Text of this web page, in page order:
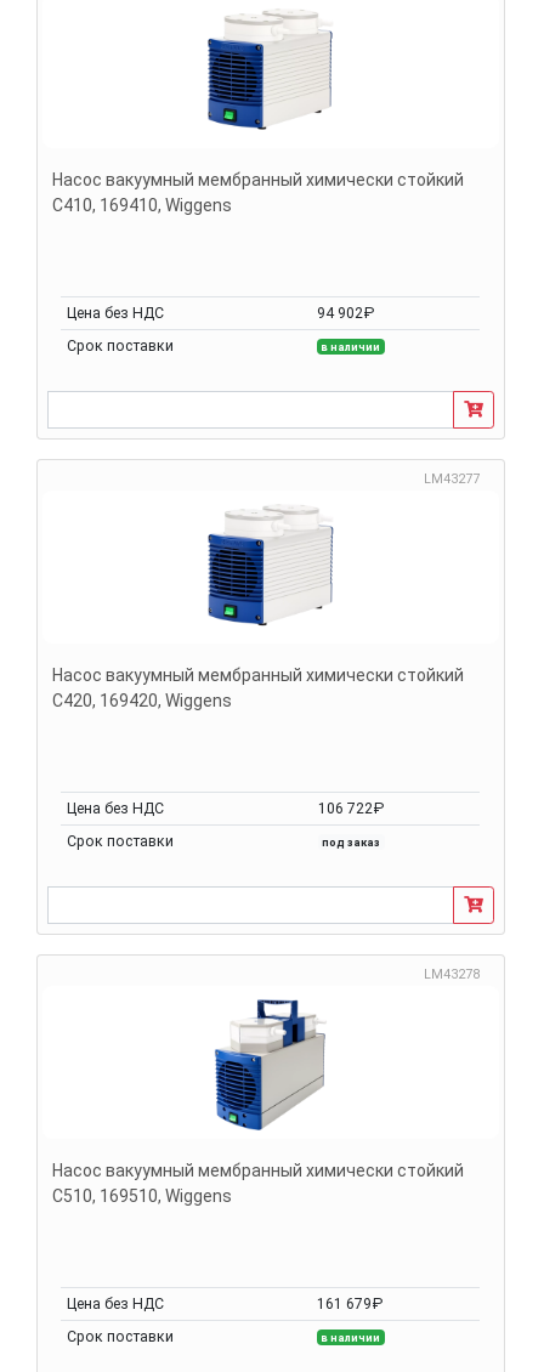
Насос вакуумный мембранный химически стойкий
С410, 169410, Wiggens
Цена без НДС
94 902₽
Срок поставки
в наличии
LM43277
Насос вакуумный мембранный химически стойкий
С420, 169420, Wiggens
Цена без НДС
106 722₽
Срок поставки
под заказ
LM43278
Насос вакуумный мембранный химически стойкий
С510, 169510, Wiggens
Цена без НДС
161 679₽
Срок поставки
в наличии